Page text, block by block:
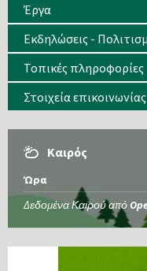
Έργα
Εκδηλώσεις -
Τοπικές πληροφορίες
Στοιχεία
Καιρός
Ώρα
Δεδομένα Καιρού από